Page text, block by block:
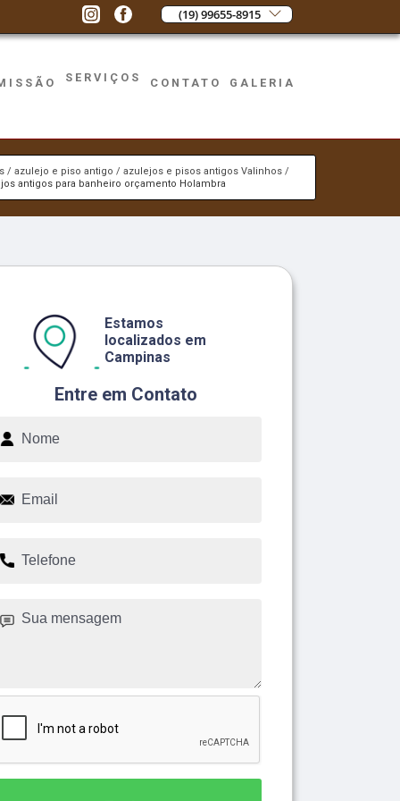
(19) 99655-8915
SERVIÇOS CONTATO GALERIA
azulejo e piso antigo
azulejos e pisos antigos Valinhos
antigos para banheiro orçamento Holambra
Entre em Contato
Estamos
localizados em
Campinas